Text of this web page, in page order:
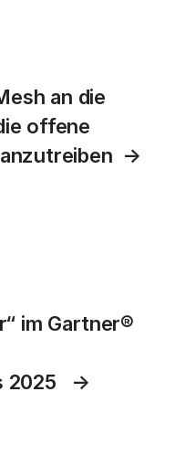
an die
offene
im Gartner®
2025